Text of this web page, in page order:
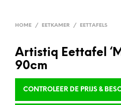
HOME / EETKAMER / EETTAFELS
Artistiq Eettafel
90cm
CONTROLEER DE PRIJS &